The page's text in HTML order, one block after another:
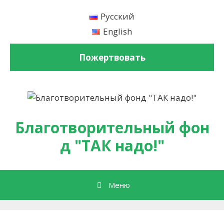
Русский
English
Пожертвовать
Благотворительный фон
д "ТАК надо!"
Меню